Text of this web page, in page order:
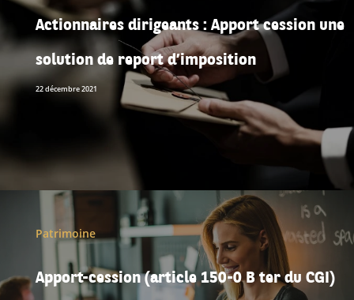
Actionnaires dirigeants : Apport cession une
solution de report d’imposition
22 décembre 2021
Patrimoine
Apport-cession (article 150-0 B ter du CGI)